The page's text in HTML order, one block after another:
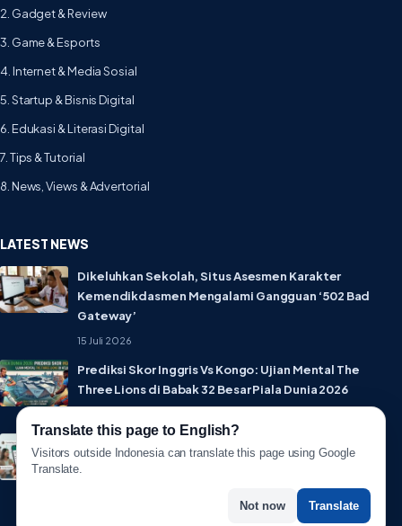
2. Gadget & Review
3. Game & Esports
4. Internet & Media Sosial
5. Startup & Bisnis Digital
6. Edukasi & Literasi Digital
7. Tips & Tutorial
8. News, Views & Advertorial
LATEST NEWS
Dikeluhkan Sekolah, Situs Asesmen Karakter
Kemendikdasmen Mengalami Gangguan ‘502 Bad
Gateway’
15 Juli 2026
Prediksi Skor Inggris Vs Kongo: Ujian Mental The
Three Lions di Babak 32 Besar Piala Dunia 2026
Translate this page to English?
Visitors outside Indonesia can translate this page using Google
Translate.
Not now Translate